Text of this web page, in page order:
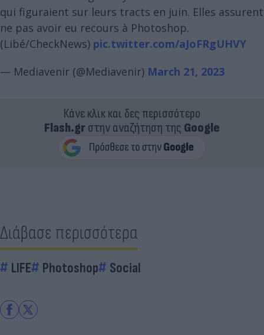
qui figuraient sur leurs tracts en juin. Elles assurent
ne pas avoir eu recours à Photoshop.
(Libé/CheckNews) pic.twitter.com/aJoFRgUHVY
— Mediavenir (@Mediavenir) March 21, 2023
Κάνε κλικ και δες περισσότερο
Flash.grστην αναζήτηση της Google
Διάβασε περισσότερα
LIFE Photoshop Social